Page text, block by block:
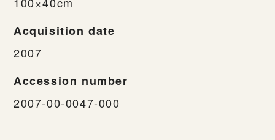
Acquisition date
2007
Accession number
2007-00-0047-000